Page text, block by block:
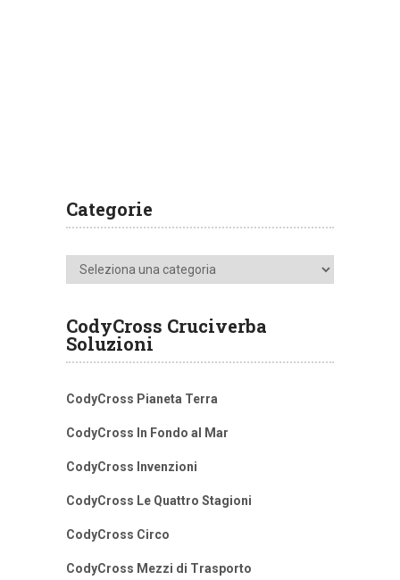
Categorie
Categorie
CodyCross Cruciverba
Soluzioni
CodyCross Pianeta Terra
CodyCross In Fondo al Mar
CodyCross Invenzioni
CodyCross Le Quattro Stagioni
CodyCross Circo
CodyCross Mezzi di Trasporto